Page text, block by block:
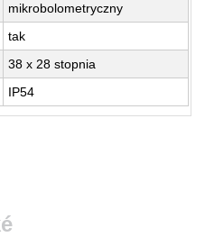
mikrobolometryczny
tak
38 x 28 stopnia
IP54